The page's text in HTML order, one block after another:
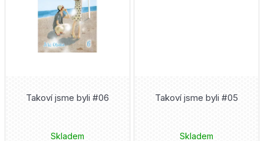
Mai Močizuki
Šizu Jamauči
Lilo and Stitch
Malý princ
MarvelTakoví jsme byli #06
Skladem
Takoví jsme byli #05
Skladem